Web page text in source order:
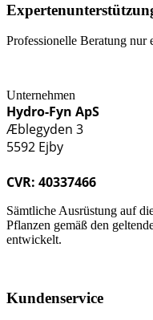
Professionelle Beratung nur
Unternehmen
Hydro-Fyn ApS
Æblegyden 3
5592 Ejby
CVR: 40337466
Sämtliche Ausrüstung auf
Pflanzen gemäß den
entwickelt.
Kundenservice